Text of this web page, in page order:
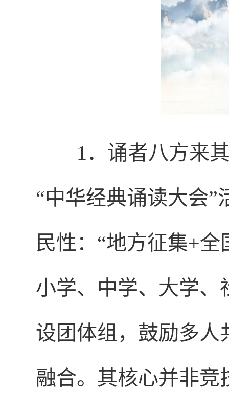
1．诵者八方来
“中华经典诵读大会
民性：“地方征集+
小学、中学、大学、
设团体组，鼓励多人
融合。其核心并非竞